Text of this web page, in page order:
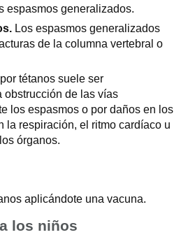
espasmos generalizados.
Los espasmos generalizados
de la columna vertebral o
tétanos suele ser
obstrucción de las vías
los espasmos o por daños en los
la respiración, el ritmo cardíaco u
órganos.
aplicándote una vacuna.
los niños